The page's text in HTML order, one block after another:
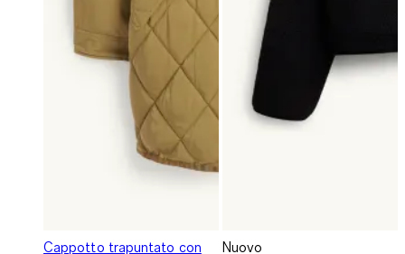
Cappotto trapuntato con
Nuovo